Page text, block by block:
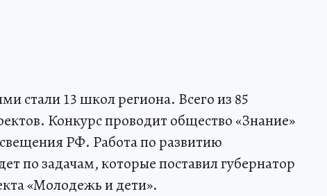
стали 13 школ региона. Всего из 85
Конкурс проводит общество «Знание»
РФ. Работа по развитию
по задачам, которые поставил губернатор
«Молодежь и дети».